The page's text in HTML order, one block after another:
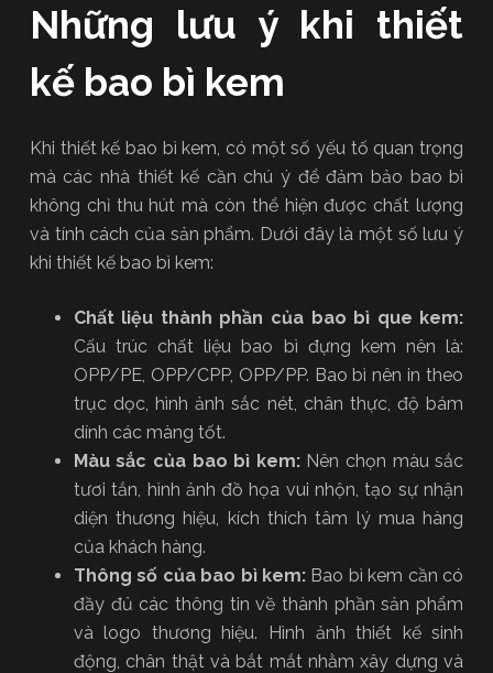
Những lưu ý khi thiết
kế bao bì kem
Khi thiết kế bao bì kem, có một số yếu tố quan trọng
mà các nhà thiết kế cần chú ý để đảm bảo bao bì
không chỉ thu hút mà còn thể hiện được chất lượng
và tính cách của sản phẩm. Dưới đây là một số lưu ý
khi thiết kế bao bì kem:
Chất liệu thành phần của bao bì que kem:
Cấu trúc chất liệu bao bì đựng kem nên là:
OPP/PE, OPP/CPP, OPP/PP. Bao bì nên in theo
trục dọc, hình ảnh sắc nét, chân thực, độ bám
dính các màng tốt.
Màu sắc của bao bì kem:Nên chọn màu sắc
tươi tắn, hình ảnh đồ họa vui nhộn, tạo sự nhận
diện thương hiệu, kích thích tâm lý mua hàng
của khách hàng.
Thông số của bao bì kem: Bao bì kem cần có
đầy đủ các thông tin về thành phần sản phẩm
và logo thương hiệu. Hình ảnh thiết kế sinh
động, chân thật và bắt mắt nhằm xây dựng và